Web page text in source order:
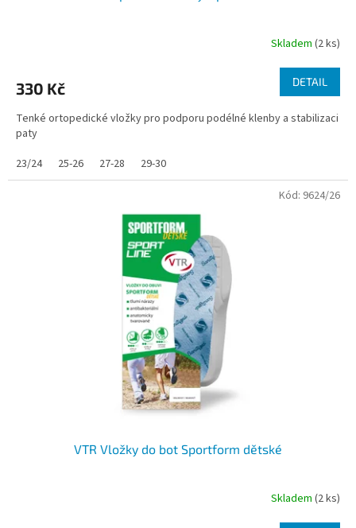
Skladem (2 ks)
330 Kč DETAIL
Tenké ortopedické vložky pro podporu podélné klenby a stabilizaci
paty
23/24
25-26 27-28 29-30
VTR Vložky do bot Sportform dětské
Skladem (2 ks)
Kód: 9624/26